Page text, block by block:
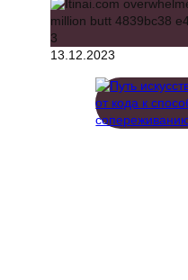
13.12.2023